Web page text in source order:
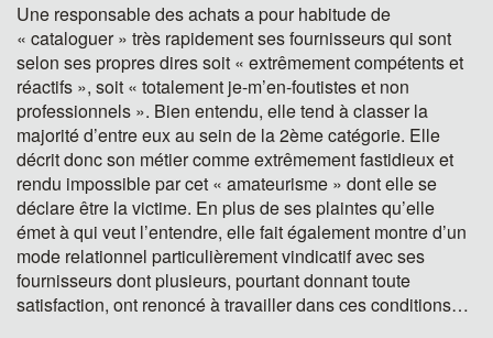
Une responsable des achats a pour habitude de
« cataloguer » très rapidement ses fournisseurs qui sont
selon ses propres dires soit « extrêmement compétents et
réactifs », soit « totalement je-m’en-foutistes et non
professionnels ». Bien entendu, elle tend à classer la
majorité d’entre eux au sein de la 2ème catégorie. Elle
décrit donc son métier comme extrêmement fastidieux et
rendu impossible par cet « amateurisme » dont elle se
déclare être la victime. En plus de ses plaintes qu’elle
émet à qui veut l’entendre, elle fait également montre d’un
mode relationnel particulièrement vindicatif avec ses
fournisseurs dont plusieurs, pourtant donnant toute
satisfaction, ont renoncé à travailler dans ces conditions…